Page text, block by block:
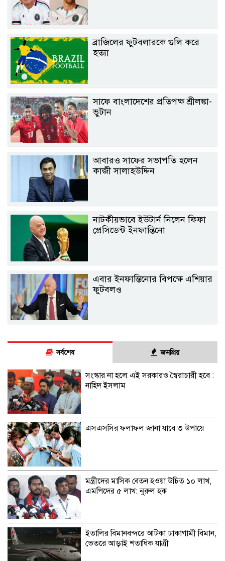
ব্রাজিলের ফুটবলারকে গুলি করে
হত্যা
সাফে বাংলাদেশের প্রতিপক্ষ শ্রীলঙ্কা-
ভুটান
আবারও সাফের সভাপতি হলেন
কাজী সালাহউদ্দিন
নাটকীয়ভাবে ইউটার্ন নিলেন ফিফা
প্রেসিডেন্ট ইনফান্তিনো
এবার ইনফান্তিনোর বিপক্ষে এশিয়ার
ফুটবলও
সর্বশেষ জনপ্রিয়
সংস্কার না হলে এই সরকারও স্বৈরাচারী হবে :
নাহিদ ইসলাম
এসএসসির ফলাফল জানা যাবে ৩ উপায়ে
মন্ত্রীদের মাসিক বেতন হওয়া উচিত ১০ লাখ,
এমপিদের ৫ লাখ: নুরুল হক
ইতালির বিমানবন্দরে আটকা ঢাকাগামী বিমান,
ভেতরে আড়াই শতাধিক যাত্রী